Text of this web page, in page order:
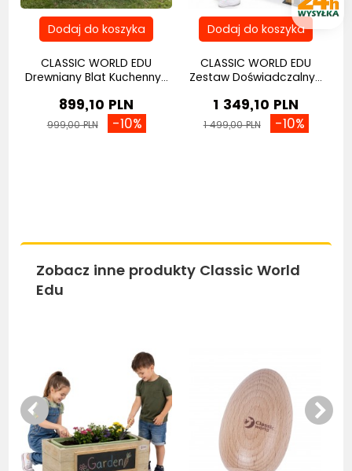
CLASSIC WORLD EDU
Drewniany Blat Kuchenny...
899,10 PLN
999,00 PLN -10%
CLASSIC WORLD EDU
Zestaw Doświadczalny...
1 349,10 PLN
1 499,00 PLN -10%
Zobacz inne produkty Classic World
Edu